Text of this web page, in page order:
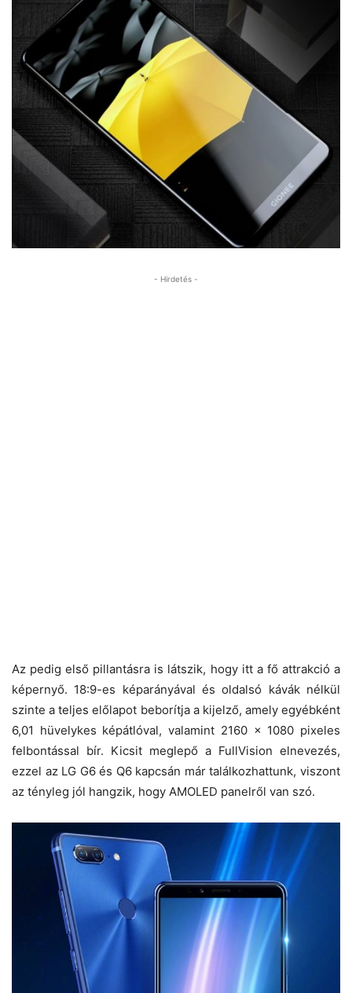
- Hirdetés -
Az pedig első pillantásra is látszik, hogy itt a fő attrakció a
képernyő. 18:9-es képarányával és oldalsó kávák nélkül
szinte a teljes előlapot beborítja a kijelző, amely egyébként
6,01 hüvelykes képátlóval, valamint 2160 x 1080 pixeles
felbontással bír. Kicsit meglepő a FullVision elnevezés,
ezzel az LG G6 és Q6 kapcsán már találkozhattunk, viszont
az tényleg jól hangzik, hogy AMOLED panelről van szó.